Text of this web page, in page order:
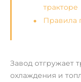
тракторе
Правила
Завод отгружает
охлаждения и